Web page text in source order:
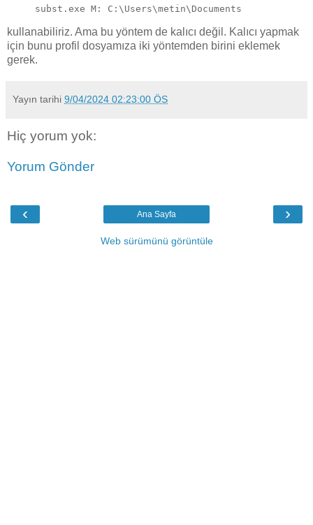
subst.exe M: C:\Users\metin\Documents
kullanabiliriz. Ama bu yöntem de kalıcı değil. Kalıcı yapmak
için bunu profil dosyamıza iki yöntemden birini eklemek
gerek.
Yayın tarihi 9/04/2024 02:23:00 ÖS
Hiç yorum yok:
Yorum Gönder
‹ ›
Ana Sayfa
Web sürümünü görüntüle